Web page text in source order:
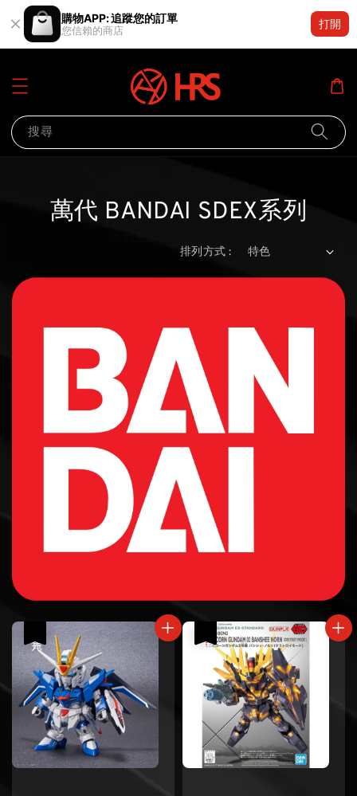
購物APP: 追蹤您的訂單
您信賴的商店
打開
搜尋
萬代 BANDAI SDEX系列
排列方式 :